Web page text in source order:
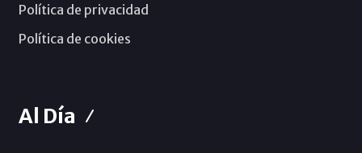
Política de privacidad
Política de cookies
Al Día